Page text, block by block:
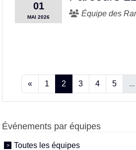
01
MAI 2026 Équipe des
« 1 2 3 4 5 ...
Événements par équipes
Toutes les équipes